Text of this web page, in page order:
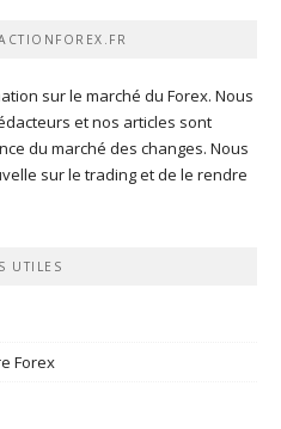
sur le marché du Forex. Nous
et nos articles sont
du marché des changes. Nous
sur le trading et de le rendre
UTILES
Forex